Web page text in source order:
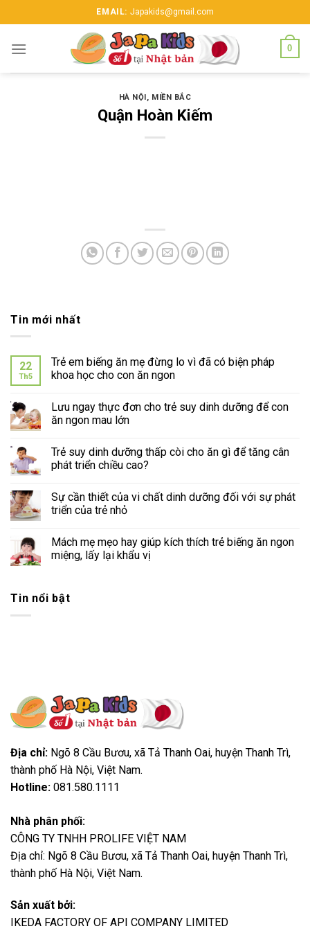
to
content
EMAIL: Japakids@gmail.com
0
HÀ NỘI, MIỀN BẮC
Quận Hoàn Kiếm
Tin mới nhất
22
Th5
Trẻ em biếng ăn mẹ đừng lo vì đã có biện pháp
khoa học cho con ăn ngon
Lưu ngay thực đơn cho trẻ suy dinh dưỡng để con
ăn ngon mau lớn
Trẻ suy dinh dưỡng thấp còi cho ăn gì để tăng cân
phát triển chiều cao?
Sự cần thiết của vi chất dinh dưỡng đối với sự phát
triển của trẻ nhỏ
Mách mẹ mẹo hay giúp kích thích trẻ biếng ăn ngon
miệng, lấy lại khẩu vị
Tin nổi bật
Địa chỉ: Ngõ 8 Cầu Bươu, xã Tả Thanh Oai, huyện Thanh Trì,
thành phố Hà Nội, Việt Nam.
Hotline: 081.580.1111
Nhà phân phối:
CÔNG TY TNHH PROLIFE VIỆT NAM
Địa chỉ: Ngõ 8 Cầu Bươu, xã Tả Thanh Oai, huyện Thanh Trì,
thành phố Hà Nội, Việt Nam.
Sản xuất bởi:
IKEDA FACTORY OF API COMPANY LIMITED